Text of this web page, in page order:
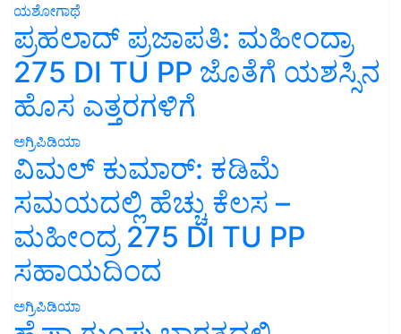
ಯಶೋಗಾಥೆ
ಪ್ರಹಲಾದ್ ಪ್ರಜಾಪತಿ: ಮಹೀಂದ್ರಾ
275 DI TU PP ಜೊತೆಗೆ ಯಶಸ್ಸಿನ
ಹೊಸ ಎತ್ತರಗಳಿಗೆ
ಅಗ್ರಿಪಿಡಿಯಾ
ವಿಮಲ್ ಕುಮಾರ್: ಕಡಿಮೆ
ಸಮಯದಲ್ಲಿ ಹೆಚ್ಚು ಕೆಲಸ –
ಮಹೀಂದ್ರ 275 DI TU PP
ಸಹಾಯದಿಂದ
ಅಗ್ರಿಪಿಡಿಯಾ